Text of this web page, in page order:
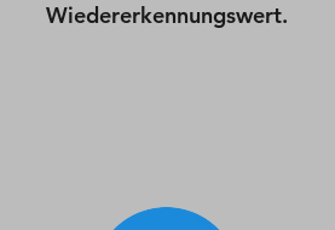
Wiedererkennungswert.